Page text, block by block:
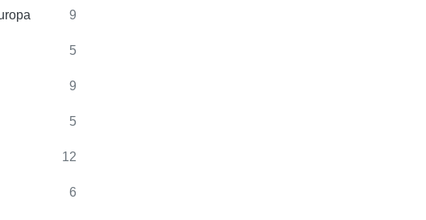
9
5
9
5
12
6